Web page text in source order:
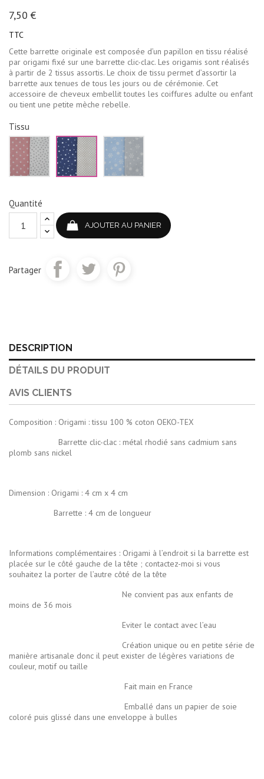
7,50 €
TTC
Cette barrette originale est composée d’un papillon en tissu réalisé
par origami fixé sur une barrette clic-clac. Les origamis sont réalisés
à partir de 2 tissus assortis. Le choix de tissu permet d’assortir la
barrette aux tenues de tous les jours ou de cérémonie. Cet
accessoire de cheveux embellit toutes les coiffures adulte ou enfant
ou tient une petite mèche rebelle.
Tissu
Rose
blanc
Bleu
marine
beige
ciel
gris
Quantité
AJOUTER AU PANIER
Partager
DESCRIPTION
DÉTAILS DU PRODUIT
AVIS CLIENTS
Composition : Origami : tissu 100 % coton OEKO-TEX
Barrette clic-clac : métal rhodié sans cadmium sans
plomb sans nickel
Dimension : Origami : 4 cm x 4 cm
Barrette : 4 cm de longueur
Informations complémentaires : Origami à l’endroit si la barrette est
placée sur le côté gauche de la tête ; contactez-moi si vous
souhaitez la porter de l’autre côté de la tête
Ne convient pas aux enfants de
moins de 36 mois
Eviter le contact avec l’eau
Création unique ou en petite série de
manière artisanale donc il peut exister de légères variations de
couleur, motif ou taille
Fait main en France
Emballé dans un papier de soie
coloré puis glissé dans une enveloppe à bulles